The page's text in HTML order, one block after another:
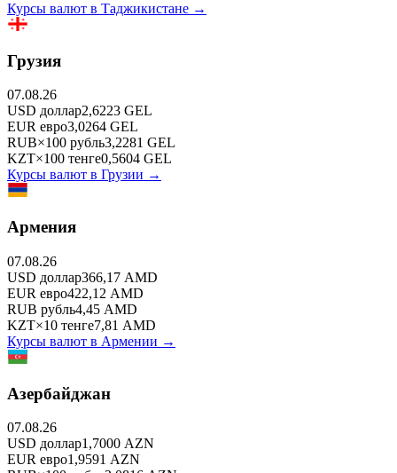
Курсы валют в Таджикистане →
Грузия
07.08.26
USD доллар2,6223 GEL
EUR евро3,0264 GEL
RUB×100 рубль3,2281 GEL
KZT×100 тенге0,5604 GEL
Курсы валют в Грузии →
Армения
07.08.26
USD доллар366,17 AMD
EUR евро422,12 AMD
RUB рубль4,45 AMD
KZT×10 тенге7,81 AMD
Курсы валют в Армении →
Азербайджан
07.08.26
USD доллар1,7000 AZN
EUR евро1,9591 AZN